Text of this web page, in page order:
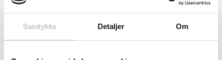
Samtykke Detaljer Om
Fleksibel udvidelse af dit lagersystem
Som tilbygningsfelt kan systemet både fungere